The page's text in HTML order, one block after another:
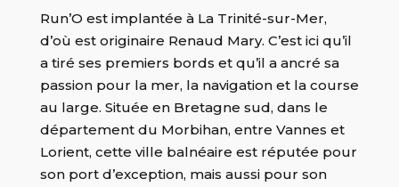
Run’O est implantée à La Trinité-sur-Mer,
d’où est originaire Renaud Mary. C’est ici qu’il
a tiré ses premiers bords et qu’il a ancré sa
passion pour la mer, la navigation et la course
au large. Située en Bretagne sud, dans le
département du Morbihan, entre Vannes et
Lorient, cette ville balnéaire est réputée pour
son port d’exception, mais aussi pour son